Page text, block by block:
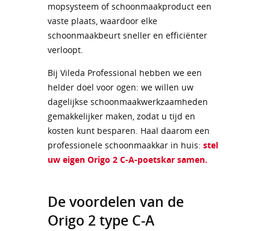
mopsysteem of schoonmaakproduct een
vaste plaats, waardoor elke
schoonmaakbeurt sneller en efficiënter
verloopt.
Bij Vileda Professional hebben we een
helder doel voor ogen: we willen uw
dagelijkse schoonmaakwerkzaamheden
gemakkelijker maken, zodat u tijd en
kosten kunt besparen. Haal daarom een
professionele schoonmaakkar in huis: stel
uw eigen Origo 2 C-A-poetskar samen.
De voordelen van de
Origo 2 type C-A